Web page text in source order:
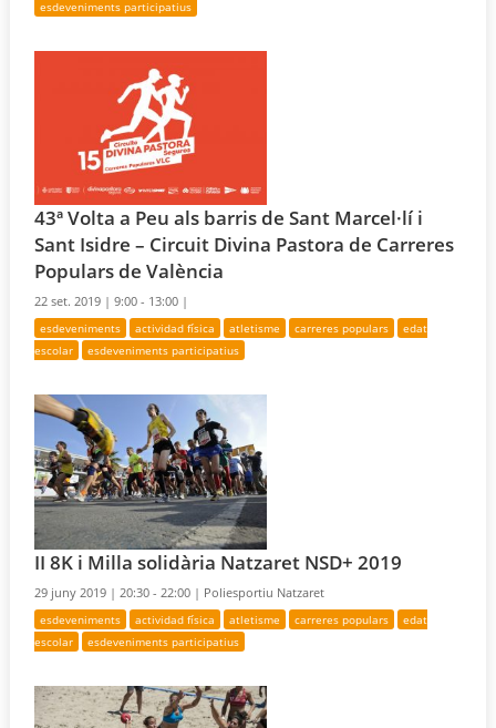
esdeveniments participatius
43ª Volta a Peu als barris de Sant Marcel·lí i
Sant Isidre – Circuit Divina Pastora de Carreres
Populars de València
22 set. 2019 |9:00 - 13:00 |
esdeveniments actividad física atletisme carreres populars
edat
escolar
esdeveniments participatius
II 8K i Milla solidària Natzaret NSD+ 2019
29 juny 2019 |20:30 - 22:00 | Poliesportiu Natzaret
esdeveniments actividad física atletisme carreres populars
edat
escolar
esdeveniments participatius